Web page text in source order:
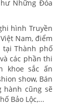
Những Đóa
hình Truyền
Nam, điểm
Thành phố
các phần thi
khoe sắc ấn
show, Bán
hành cũng sẽ
Bảo Lộc,...